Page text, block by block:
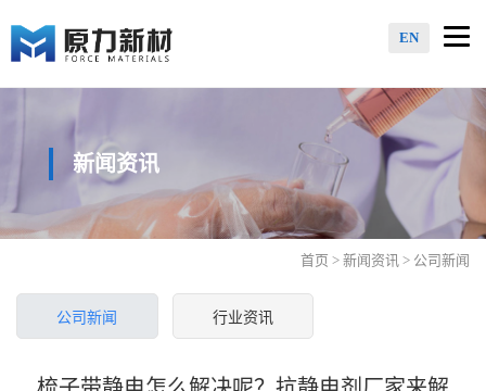
EN
新闻资讯
首页 > 新闻资讯 > 公司新闻
公司新闻 行业资讯